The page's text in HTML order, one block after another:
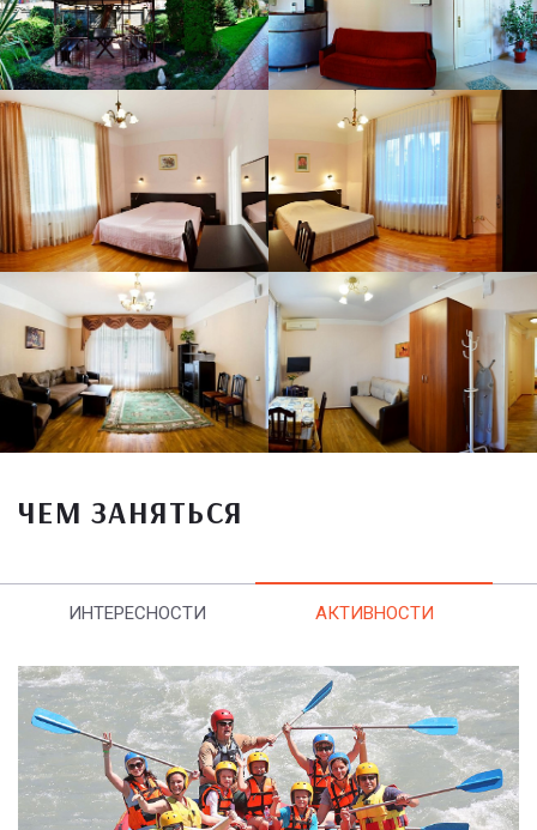
ЧЕМ ЗАНЯТЬСЯ
ИНТЕРЕСНОСТИ АКТИВНОСТИ